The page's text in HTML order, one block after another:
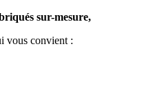
sur-mesure,
vous convient :